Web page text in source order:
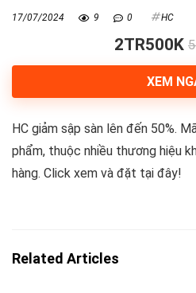
17/07/2024 9 0 HC
2TR500K
XEM
HC giảm sập sàn lên đến 50%.
phẩm, thuộc nhiều thương hiệu
hàng. Click xem và đặt tại đây!
Related Articles